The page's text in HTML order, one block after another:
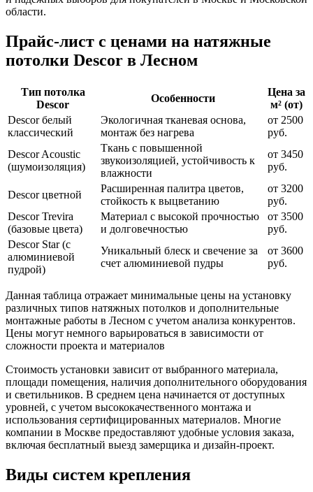
области.
Прайс-лист с ценами на натяжные
потолки Descor в Лесном
Тип потолка
Descor
Особенности
Цена за
м² (от)
Descor белый
классический
Экологичная тканевая основа,
монтаж без нагрева
от 2500
руб.
Descor Acoustic
(шумоизоляция)
Ткань с повышенной
звукоизоляцией, устойчивость к
влажности
от 3450
руб.
Descor цветной
Расширенная палитра цветов,
стойкость к выцветанию
от 3200
руб.
Descor Trevira
(базовые цвета)
Материал с высокой прочностью
и долговечностью
от 3500
руб.
Descor Star (с
алюминиевой
пудрой)
Уникальный блеск и свечение за
счет алюминиевой пудры
от 3600
руб.
Данная таблица отражает минимальные цены на установку
различных типов натяжных потолков и дополнительные
монтажные работы в Лесном с учетом анализа конкурентов.
Цены могут немного варьироваться в зависимости от
сложности проекта и материалов
Стоимость установки зависит от выбранного материала,
площади помещения, наличия дополнительного оборудования
и светильников. В среднем цена начинается от доступных
уровней, с учетом высококачественного монтажа и
использования сертифицированных материалов. Многие
компании в Москве предоставляют удобные условия заказа,
включая бесплатный выезд замерщика и дизайн-проект.
Виды систем крепления